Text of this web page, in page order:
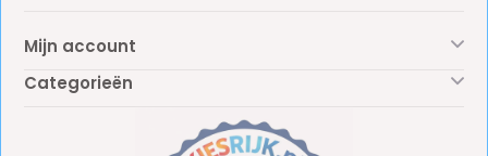
Mijn account
Categorieën